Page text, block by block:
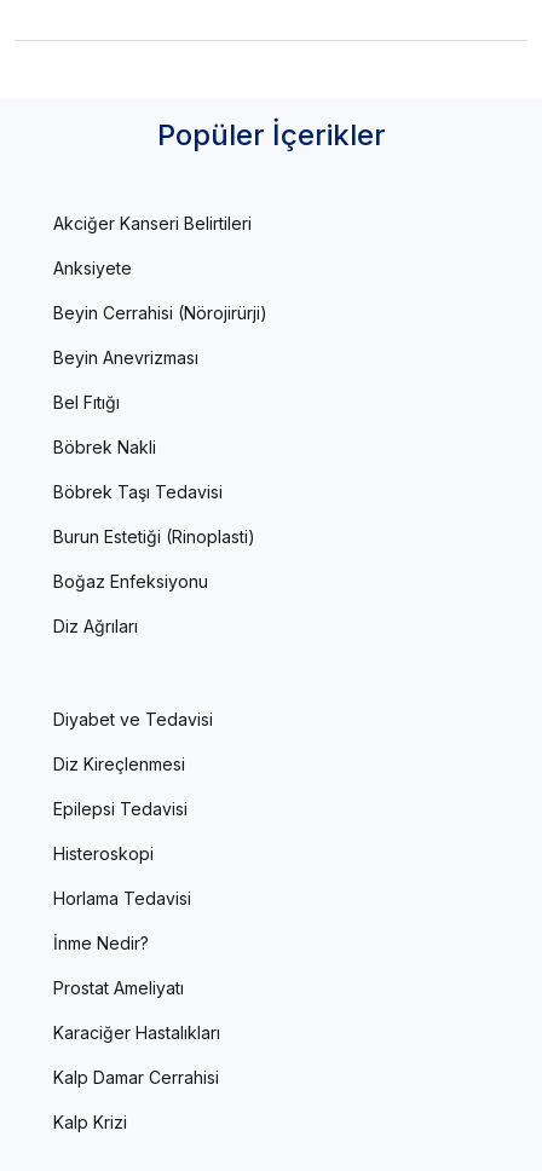
Popüler İçerikler
Akciğer Kanseri Belirtileri
Anksiyete
Beyin Cerrahisi (Nörojirürji)
Beyin Anevrizması
Bel Fıtığı
Böbrek Nakli
Böbrek Taşı Tedavisi
Burun Estetiği (Rinoplasti)
Boğaz Enfeksiyonu
Diz Ağrıları
Diyabet ve Tedavisi
Diz Kireçlenmesi
Epilepsi Tedavisi
Histeroskopi
Horlama Tedavisi
İnme Nedir?
Prostat Ameliyatı
Karaciğer Hastalıkları
Kalp Damar Cerrahisi
Kalp Krizi